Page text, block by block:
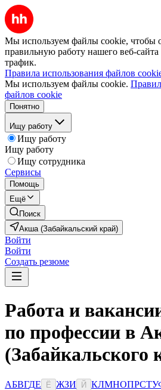
Мы используем файлы cookie, чтобы
правильную работу нашего веб-сайта
трафик.
Правила использования файлов
Мы используем файлы cookie.
файлов cookie
Понятно
Ищу работу
Ищу работу
Ищу работу
Ищу сотрудника
Сервисы
Помощь
Ещё
Поиск
Акша (Забайкальский край)
Войти
Войти
Создать резюме
Работа и
по профессии в
(Забайкальского
АБВГДЕ Ё ЖЗИ Й КЛМНОПРСТУ